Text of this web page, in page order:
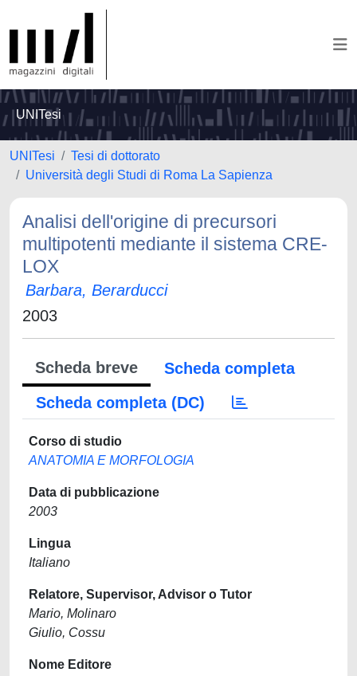
UNITesi
UNITesi
Tesi di dottorato
Università degli Studi di Roma La Sapienza
Analisi dell'origine di precursori
multipotenti mediante il sistema CRE-
LOX
Barbara, Berarducci
2003
Scheda breve
Scheda completa
Scheda completa (DC)
Corso di studio
ANATOMIA E MORFOLOGIA
Data di pubblicazione
2003
Lingua
Italiano
Relatore, Supervisor, Advisor o Tutor
Mario, Molinaro
Giulio, Cossu
Nome Editore